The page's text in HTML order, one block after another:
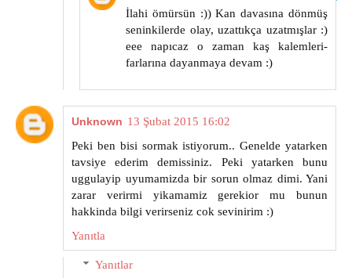
İlahi ömürsün :)) Kan davasına dönmüş
seninkilerde olay, uzattıkça uzatmışlar :)
eee napıcaz o zaman kaş kalemleri-
farlarına dayanmaya devam :)
Unknown 13 Şubat 2015 16:02
Peki ben bisi sormak istiyorum.. Genelde yatarken
tavsiye ederim demissiniz. Peki yatarken bunu
uggulayip uyumamizda bir sorun olmaz dimi. Yani
zarar verirmi yikamamiz gerekior mu bunun
hakkinda bilgi verirseniz cok sevinirim :)
Yanıtla
Yanıtlar